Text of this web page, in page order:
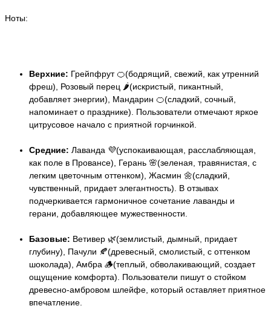
Ноты:
Верхние: Грейпфрут 🍊(бодрящий, свежий, как утренний
фреш), Розовый перец 🌶️(искристый, пикантный,
добавляет энергии), Мандарин 🍊(сладкий, сочный,
напоминает о празднике). Пользователи отмечают яркое
цитрусовое начало с приятной горчинкой.
Средние: Лаванда 💜(успокаивающая, расслабляющая,
как поле в Провансе), Герань 🌸(зеленая, травянистая, с
легким цветочным оттенком), Жасмин 🌼(сладкий,
чувственный, придает элегантность). В отзывах
подчеркивается гармоничное сочетание лаванды и
герани, добавляющее мужественности.
Базовые: Ветивер 🌿(землистый, дымный, придает
глубину), Пачули 🍂(древесный, смолистый, с оттенком
шоколада), Амбра 🪵(теплый, обволакивающий, создает
ощущение комфорта). Пользователи пишут о стойком
древесно-амбровом шлейфе, который оставляет приятное
впечатление.